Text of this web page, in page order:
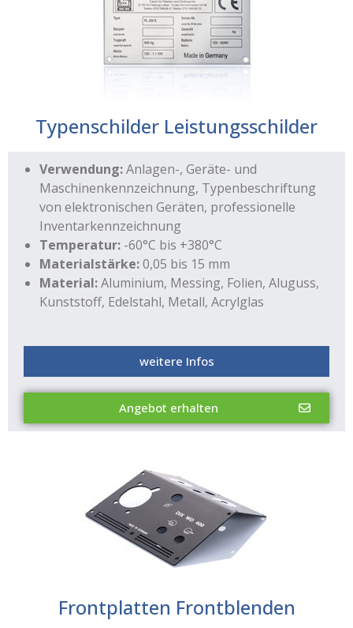
Typenschilder Leistungsschilder
Verwendung:Anlagen-, Geräte- und
Maschinenkennzeichnung, Typenbeschriftung
von elektronischen Geräten, professionelle
Inventarkennzeichnung
Temperatur: -60°C bis +380°C
Materialstärke:0,05 bis 15 mm
Material:Aluminium, Messing, Folien, Aluguss,
Kunststoff, Edelstahl, Metall, Acrylglas
weitere Infos
Angebot erhalten
Frontplatten Frontblenden